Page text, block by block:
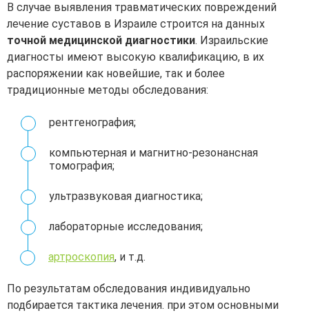
В случае выявления травматических повреждений
лечение суставов в Израиле строится на данных
точной медицинской диагностики. Израильские
диагносты имеют высокую квалификацию, в их
распоряжении как новейшие, так и более
традиционные методы обследования:
рентгенография;
компьютерная и магнитно-резонансная
томография;
ультразвуковая диагностика;
лабораторные исследования;
артроскопия, и т.д.
По результатам обследования индивидуально
подбирается тактика лечения. при этом основными